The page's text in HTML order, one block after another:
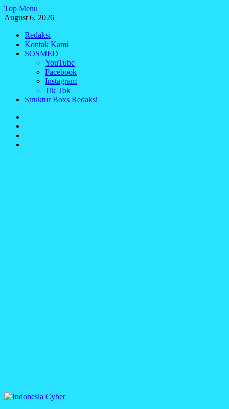
Skip
to
Top Menu
August 6, 2026
Redaksi
Kontak Kami
SOSMED
YouTube
Facebook
Instagram
Tik Tok
Struktur Boxs Redaksi